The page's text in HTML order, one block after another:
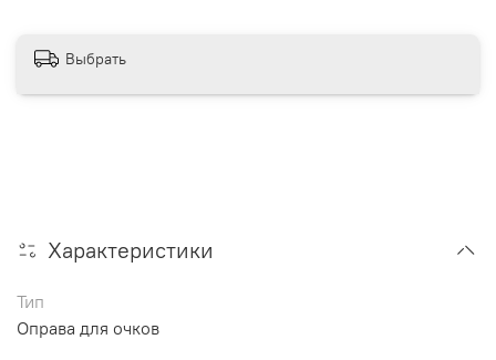
Выбрать
Характеристики
Тип
Оправа для очков